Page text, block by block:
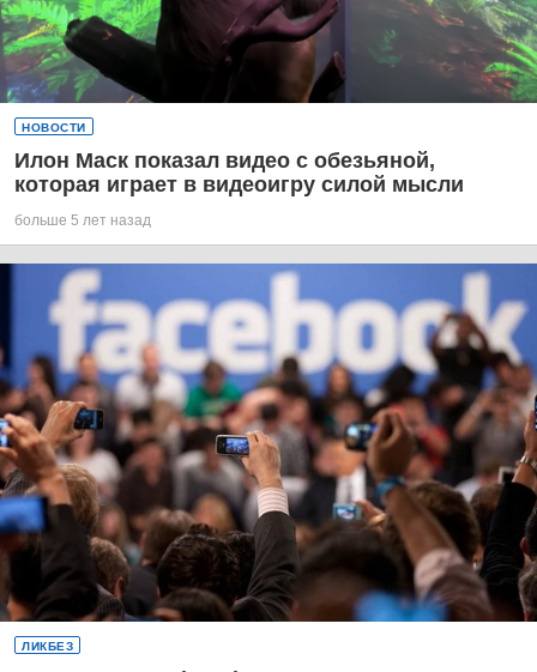
НОВОСТИ
Илон Маск показал видео с обезьяной,
которая играет в видеоигру силой мысли
больше 5 лет назад
ЛИКБЕЗ